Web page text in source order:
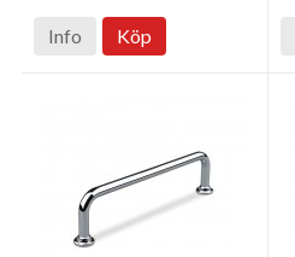
Info Köp